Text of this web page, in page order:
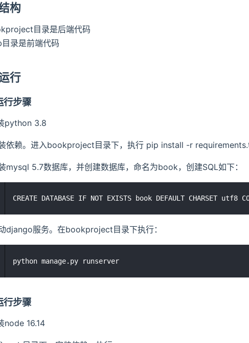
构
目录是后端代码
录是前端代码
行
行步骤
python 3.8
依赖。进入bookproject目录下，执行 pip install -r
mysql 5.7数据库，并创建数据库，命名为book，创建SQL如下：
django服务。在bookproject目录下执行：
行步骤
node 16.14